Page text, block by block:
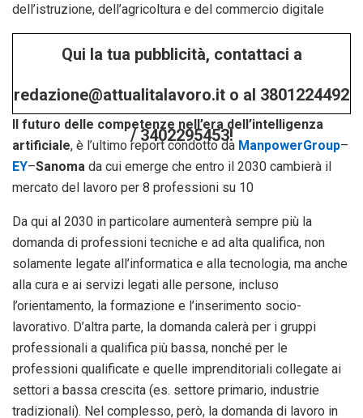
dell’istruzione, dell’agricoltura e del commercio digitale
Qui la tua pubblicità, contattaci a
redazione@attualitalavoro.it o al 3801224492
/ 3402295453!
Il futuro delle competenze nell’era dell’intelligenza
artificiale, è l’ultimo report condotto da ManpowerGroup–
EY–Sanoma da cui emerge che entro il 2030 cambierà il
mercato del lavoro per 8 professioni su 10
Da qui al 2030 in particolare aumenterà sempre più la
domanda di professioni tecniche e ad alta qualifica, non
solamente legate all’informatica e alla tecnologia, ma anche
alla cura e ai servizi legati alle persone, incluso
l’orientamento, la formazione e l’inserimento socio-
lavorativo. D’altra parte, la domanda calerà per i gruppi
professionali a qualifica più bassa, nonché per le
professioni qualificate e quelle imprenditoriali collegate ai
settori a bassa crescita (es. settore primario, industrie
tradizionali). Nel complesso, però, la domanda di lavoro in